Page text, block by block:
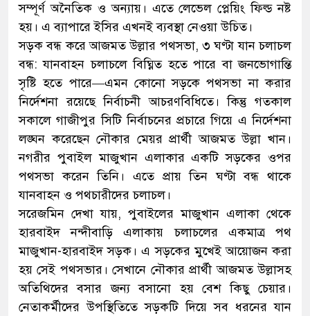
সম্পূর্ণ অনৈতিক ও অন্যায়। এতে লেভেল প্লেয়িং ফিল্ড নষ্ট
হয়। এ ব্যাপারে ইসির এখনই ব্যবস্থা নেওয়া উচিত।
সড়ক বন্ধ করে আজমত উল্লার পথসভা, ৩ ঘণ্টা যান চলাচল
বন্ধ: যানবাহন চলাচলে বিঘ্নিত হতে পারে বা জনভোগান্তি
সৃষ্টি হতে পারে—এমন কোনো সড়কে পথসভা না করার
নির্দেশনা রয়েছে নির্বাচনী আচরণবিধিতে। কিন্তু গতকাল
সকালে গাজীপুর সিটি নির্বাচনের প্রচারে গিয়ে এ নির্দেশনা
লঙ্ঘন করেছেন নৌকার মেয়র প্রার্থী আজমত উল্লা খান।
নগরীর পুবাইল মাজুখান এলাকার একটি সড়কের ওপর
পথসভা করেন তিনি। এতে প্রায় তিন ঘণ্টা বন্ধ থাকে
যানবাহন ও পথচারীদের চলাচল।
সরেজমিন দেখা যায়, পুবাইলের মাজুখান এলাকা থেকে
হারবাইদ নন্দীবাড়ি এলাকায় চলাচলের একমাত্র পথ
মাজুখান-হারবাইদ সড়ক। এ সড়কের মুখেই আয়োজন করা
হয় সেই পথসভার। সেখানে নৌকার প্রার্থী আজমত উল্লাসহ
অতিথিদের বসার জন্য বসানো হয় বেশ কিছু চেয়ার।
নেতাকর্মীদের উপস্থিতিতে সড়কটি দিয়ে সব ধরনের যান